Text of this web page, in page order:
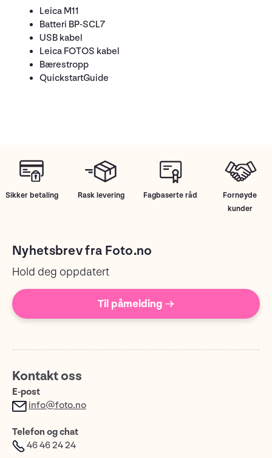
Leica M11
Batteri BP-SCL7
USB kabel
Leica FOTOS kabel
Bærestropp
QuickstartGuide
Sikker betaling Rask levering Fagbaserte råd
Fornøyde
kunder
Nyhetsbrev fra Foto.no
Hold deg oppdatert
Til påmelding →
Kontakt oss
E-post
info@foto.no
Telefon og chat
46 46 24 24